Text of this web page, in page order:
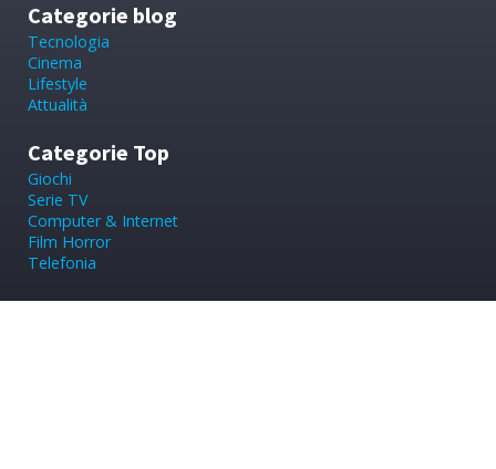
Categorie blog
Tecnologia
Cinema
Lifestyle
Attualità
Categorie Top
Giochi
Serie TV
Computer & Internet
Film Horror
Telefonia